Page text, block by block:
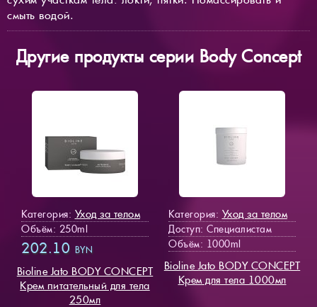
смыть водой.
Другие продукты серии Body Concept
Категория: Уход за телом
Объём: 250ml
202.10 BYN
Bioline Jato BODY CONCEPT
Крем питательный для тела
250мл
Категория: Уход за телом
Доступ: Специалистам
Объём: 1000ml
Bioline Jato BODY CONCEPT
Крем для тела 1000мл